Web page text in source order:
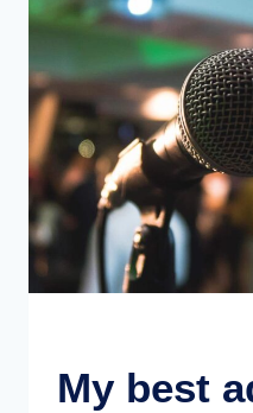
GREAT
WORK
IS
TO
LOVE
WHAT
YOU
DO.
My best